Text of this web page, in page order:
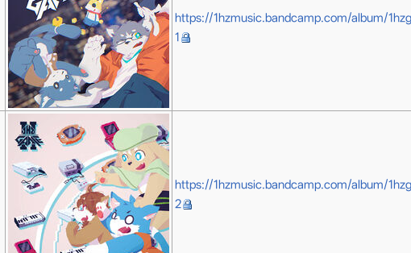
https://1hzmusic.bandcamp.com/album/
1
https://1hzmusic.bandcamp.com/album/
2